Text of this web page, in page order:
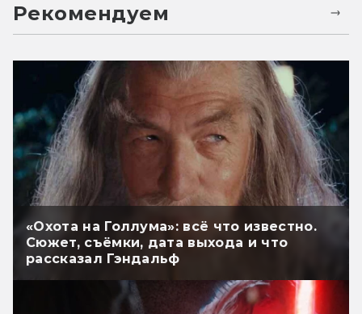
Рекомендуем
«Охота на Голлума»: всё что известно.
Сюжет, съёмки, дата выхода и что
рассказал Гэндальф